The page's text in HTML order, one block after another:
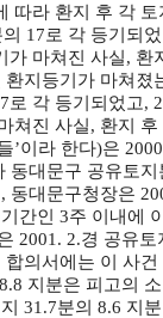
따라 환지 후 각
의 17로 각 등기되
가 마쳐진 사실, 환
환지등기가 마쳐졌
로 각 등기되었고,
쳐진 사실, 환지
’이라 한다)은
동대문구 공유토
동대문구청장은
간인 3주 이내에
2001. 2.경 공유
합의서에는 이 사
지분은 피고의
31.7분의 8.6 지